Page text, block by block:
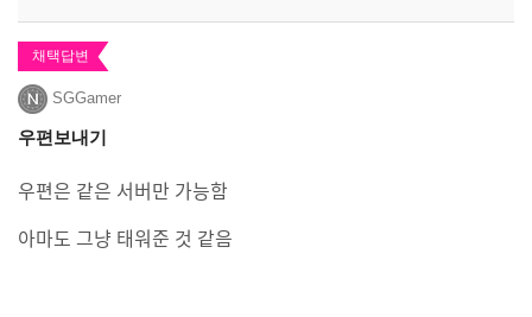
채택답변
SGGamer
우편보내기
우편은 같은 서버만 가능함
아마도 그냥 태워준 것 같음